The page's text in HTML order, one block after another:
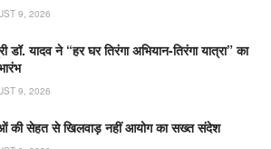
9, 2026
डॉ. यादव ने “हर घर तिरंगा अभियान-तिरंगा यात्रा” का
9, 2026
की सेहत से खिलवाड़ नहीं आयोग का सख्त संदेश